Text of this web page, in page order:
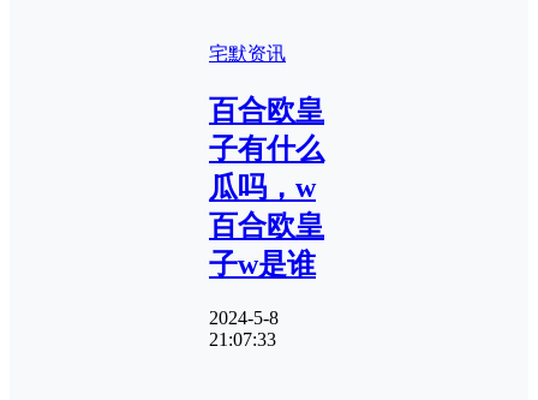
宅默资讯
百合欧皇
子有什么
瓜吗，w
百合欧皇
子w是谁
2024-5-8
21:07:33